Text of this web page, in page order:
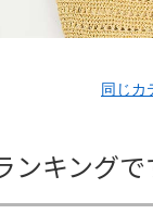
同じカ
ンキングで